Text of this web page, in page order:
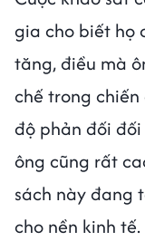
gia cho biết họ
tăng, điều mà
chế trong
độ phản đối
ông cũng rất
sách này đang
cho nền kinh